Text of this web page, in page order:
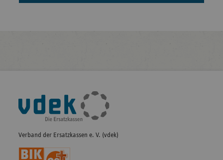
Fußleisten-
Navigation
Verband der Ersatzkassen e. V. (vdek)